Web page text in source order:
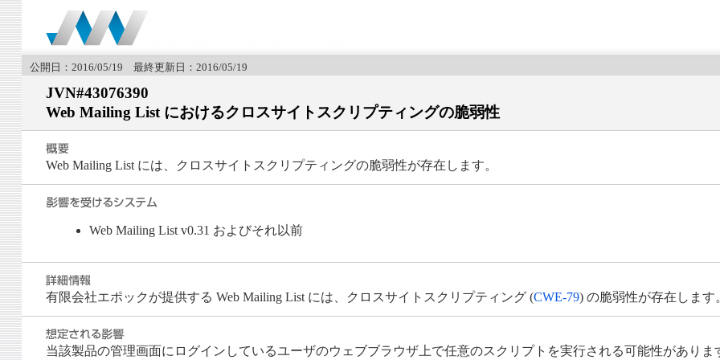
公開日：2016/05/19 最終更新日：2016/05/19
JVN#43076390
Web Mailing List におけるクロスサイトスクリプティングの脆弱性
Web Mailing List には、クロスサイトスクリプティングの脆弱性が存在します。
Web Mailing List v0.31 およびそれ以前
有限会社エポックが提供する Web Mailing List には、クロスサイトスクリプティング (CWE-79) の脆弱性が存在します
当該製品の管理画面にログインしているユーザのウェブブラウザ上で任意のスクリプトを実行される可能性がありま